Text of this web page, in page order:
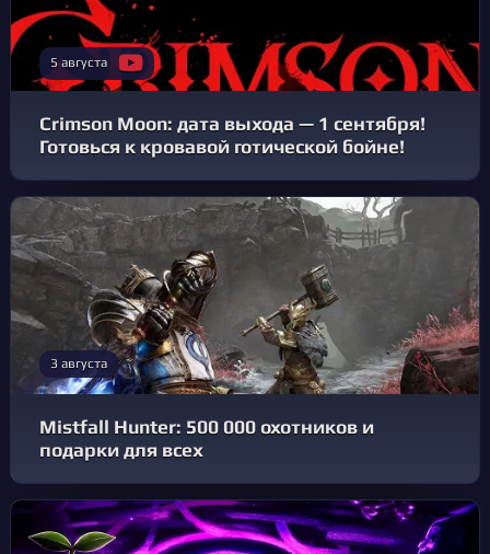
5 августа
Crimson Moon: дата выхода — 1 сентября!
Готовься к кровавой готической бойне!
3 августа
Mistfall Hunter: 500 000 охотников и
подарки для всех